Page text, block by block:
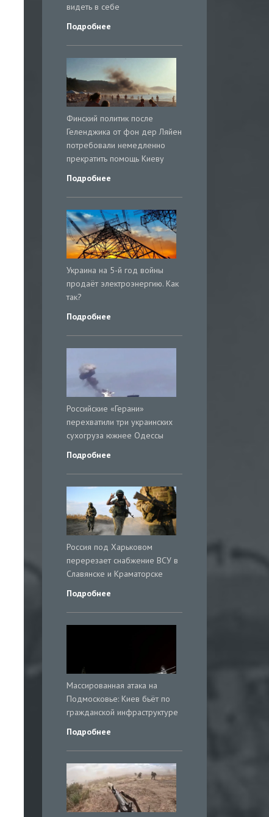
видеть в себе
Подробнее
Финский политик после
Геленджика от фон дер Ляйен
потребовали немедленно
прекратить помощь Киеву
Подробнее
Украина на 5-й год войны
продаёт электроэнергию. Как
так?
Подробнее
Российские «Герани»
перехватили три украинских
сухогруза южнее Одессы
Подробнее
Россия под Харьковом
перерезает снабжение ВСУ в
Славянске и Краматорске
Подробнее
Массированная атака на
Подмосковье: Киев бьёт по
гражданской инфраструктуре
Подробнее